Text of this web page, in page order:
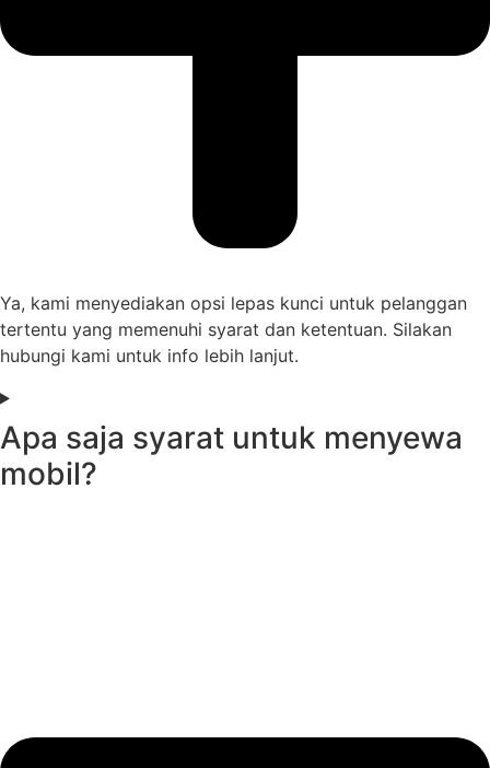
Ya, kami menyediakan opsi lepas kunci untuk pelanggan
tertentu yang memenuhi syarat dan ketentuan. Silakan
hubungi kami untuk info lebih lanjut.
Apa saja syarat untuk menyewa
mobil?